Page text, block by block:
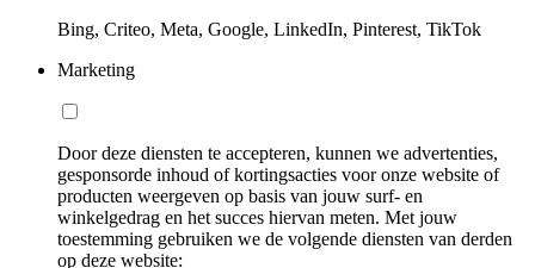
Bing, Criteo, Meta, Google, LinkedIn, Pinterest, TikTok
Marketing
Door deze diensten te accepteren, kunnen we advertenties,
gesponsorde inhoud of kortingsacties voor onze website of
producten weergeven op basis van jouw surf- en
winkelgedrag en het succes hiervan meten. Met jouw
toestemming gebruiken we de volgende diensten van derden
op deze website: